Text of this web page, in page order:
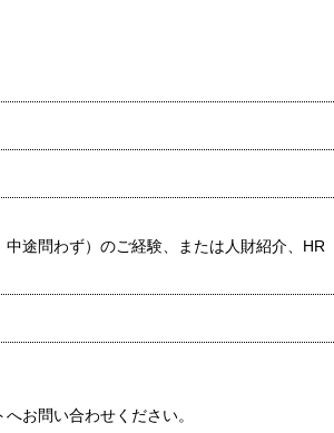
途問わず）のご経験、または人財紹介、HR
お問い合わせください。